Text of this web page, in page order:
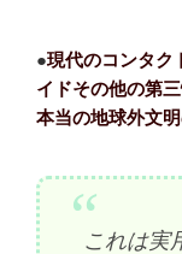
●現代のコンタク
イドその他の第
本当の地球外文
これは実